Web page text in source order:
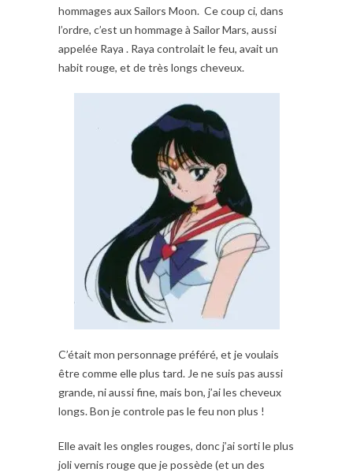
hommages aux Sailors Moon. Ce coup ci, dans
l’ordre, c’est un hommage à Sailor Mars, aussi
appelée Raya . Raya controlait le feu, avait un
habit rouge, et de très longs cheveux.
C’était mon personnage préféré, et je voulais
être comme elle plus tard. Je ne suis pas aussi
grande, ni aussi fine, mais bon, j’ai les cheveux
longs. Bon je controle pas le feu non plus !
Elle avait les ongles rouges, donc j’ai sorti le plus
joli vernis rouge que je possède (et un des